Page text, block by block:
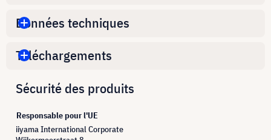
Données techniques
Téléchargements
Sécurité des produits
Responsable pour l'UE
iiyama International Corporate